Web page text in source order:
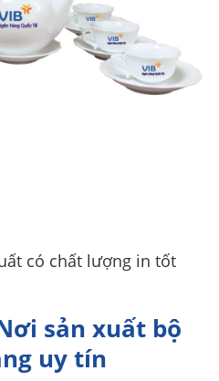
có chất lượng in tốt
sản xuất bộ
uy tín